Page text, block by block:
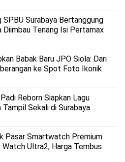
SPBU Surabaya Bertanggung
Diimbau Tenang Isi Pertamax
Babak Baru JPO Siola: Dari
ke Spot Foto Ikonik
Reborn Siapkan Lagu
Tampil Sekali di Surabaya
Pasar Smartwatch Premium
Watch Ultra2, Harga Tembus